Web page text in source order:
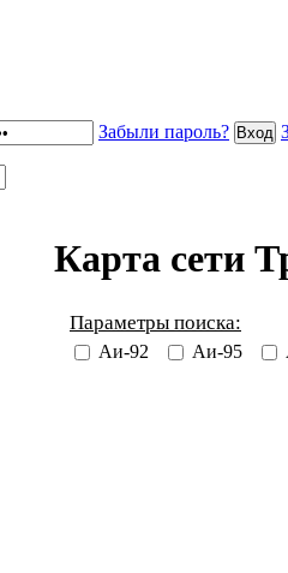
Забыли пароль? Вход
Карта сети
Параметры поиска:
Аи-92 Аи-95